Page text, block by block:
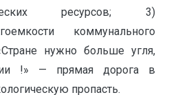
ресурсов; 3)
коммунального
нужно больше угля,
!» — прямая дорога в
пропасть.